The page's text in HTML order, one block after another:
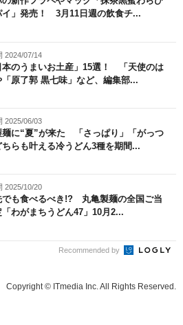
イ」発売！ 3月11日週の飲食チ...
2024/07/14
本のうまいお土産」15選！ 「天使のは
「原了郭 黒七味」など、編集部...
2025/06/03
麺に“夏”が来た 「さっぱり」「がっつ
ちらも叶える冷うどん3種を期間...
2025/10/20
でも食べるべき!? 丸亀製麺の全国ご当
「わがまちうどん47」10月2...
Recommended by
Copyright © ITmedia Inc. All Rights Reserved.